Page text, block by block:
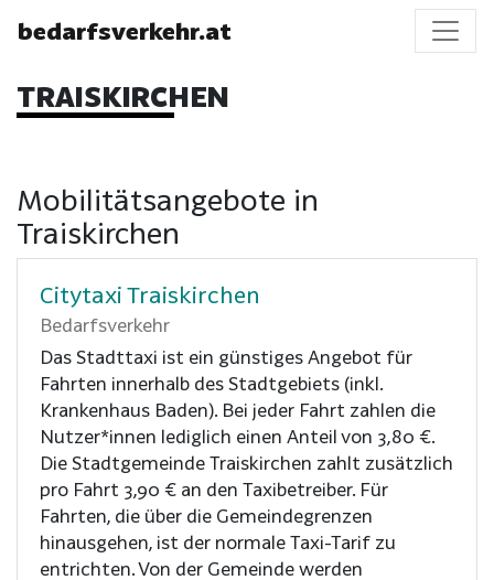
bedarfsverkehr.at
TRAISKIRCHEN
Mobilitätsangebote in
Traiskirchen
Citytaxi Traiskirchen
Bedarfsverkehr
Das Stadttaxi ist ein günstiges Angebot für
Fahrten innerhalb des Stadtgebiets (inkl.
Krankenhaus Baden). Bei jeder Fahrt zahlen die
Nutzer*innen lediglich einen Anteil von 3,80 €.
Die Stadtgemeinde Traiskirchen zahlt zusätzlich
pro Fahrt 3,90 € an den Taxibetreiber. Für
Fahrten, die über die Gemeindegrenzen
hinausgehen, ist der normale Taxi-Tarif zu
entrichten. Von der Gemeinde werden